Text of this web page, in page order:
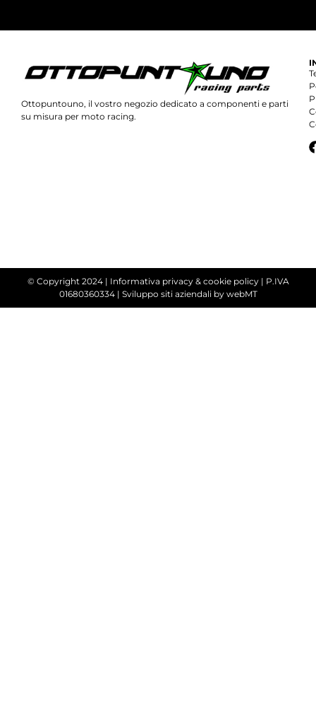
Ottopuntouno, il vostro negozio dedicato a componenti e parti
su misura per moto racing.
© Copyright 2024 | Informativa privacy & cookie policy| P.IVA
01680360334 | Sviluppo siti aziendaliby webMT